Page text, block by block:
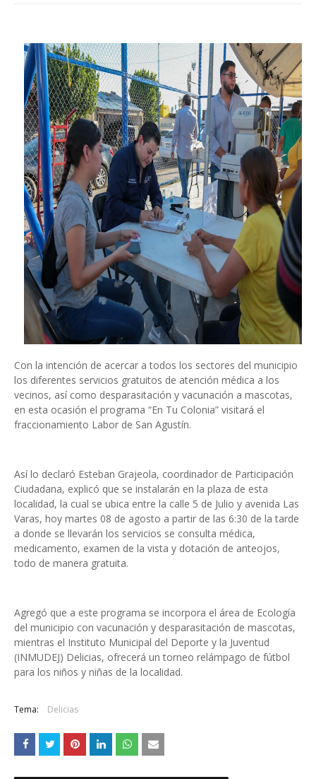
Con la intención de acercar a todos los sectores del municipio
los diferentes servicios gratuitos de atención médica a los
vecinos, así como desparasitación y vacunación a mascotas,
en esta ocasión el programa “En Tu Colonia” visitará el
fraccionamiento Labor de San Agustín.
Así lo declaró Esteban Grajeola, coordinador de Participación
Ciudadana, explicó que se instalarán en la plaza de esta
localidad, la cual se ubica entre la calle 5 de Julio y avenida Las
Varas, hoy martes 08 de agosto a partir de las 6:30 de la tarde
a donde se llevarán los servicios se consulta médica,
medicamento, examen de la vista y dotación de anteojos,
todo de manera gratuita.
Agregó que a este programa se incorpora el área de Ecología
del municipio con vacunación y desparasitación de mascotas,
mientras el Instituto Municipal del Deporte y la Juventud
(INMUDEJ) Delicias, ofrecerá un torneo relámpago de fútbol
para los niños y niñas de la localidad.
Tema: Delicias